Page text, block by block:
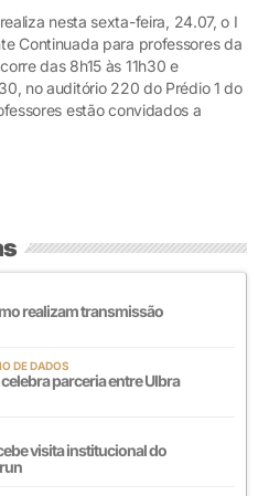
nesta sexta-feira, 24.07, o I
Continuada para professores da
das 8h15 às 11h30 e
no auditório 220 do Prédio 1 do
estão convidados a
realizam transmissão
DE DADOS
parceria entre Ulbra
visita institucional do